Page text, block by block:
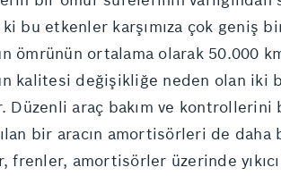
bu etkenler karşımıza çok geniş
ömrünün ortalama olarak 50.000
kalitesi değişikliğe neden olan iki
Düzenli araç bakım ve
bir aracın amortisörleri de
frenler, amortisörler üzerinde